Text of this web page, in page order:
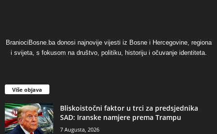
BraniociBosne.ba donosi najnovije vijesti iz Bosne i Hercegovine, regiona
i svijeta, s fokusom na društvo, politiku, historiju i očuvanje identiteta.
Više objava
​Bliskoistočni faktor u trci za predsjednika
SAD: Iranske namjere prema Trampu
7 Augusta, 2026